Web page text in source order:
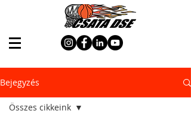
Bejegyzés
Összes cikkeink